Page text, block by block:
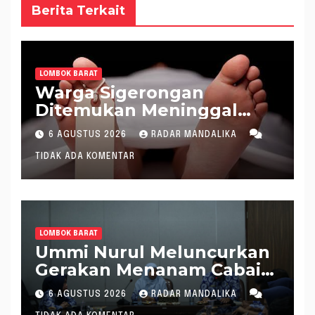
Berita Terkait
LOMBOK BARAT
Warga Sigerongan
Ditemukan Meninggal
saat Setrum Ikan di
Sungai
6 AGUSTUS 2026 RADAR MANDALIKA
TIDAK ADA KOMENTAR
LOMBOK BARAT
Ummi Nurul Meluncurkan
Gerakan Menanam Cabai
Tangani Inflasi
6 AGUSTUS 2026 RADAR MANDALIKA